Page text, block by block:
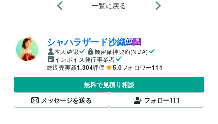
一覧に戻る
シャハラザード沙織
本人確認
機密保持契約(NDA)
インボイス発行事業者
総販売実績1,304評価 5.0フォロワー111
無料で見積り相談
メッセージを送る
フォロー111